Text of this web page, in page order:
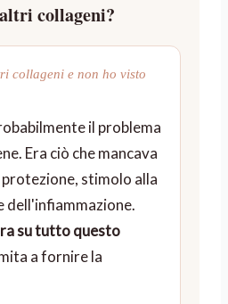
collageni?
collageni e non ho visto
il problema
Era ciò che mancava
stimolo alla
dell'infiammazione.
su tutto questo
a fornire la